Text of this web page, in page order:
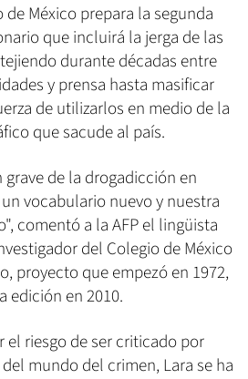
México prepara la segunda
que incluirá la jerga de las
durante décadas entre
y prensa hasta masificar
de utilizarlos en medio de la
que sacude al país.
de la drogadicción en
vocabulario nuevo y nuestra
comentó a la AFP el lingüista
del Colegio de México
proyecto que empezó en 1972,
edición en 2010.
el riesgo de ser criticado por
mundo del crimen, Lara se ha